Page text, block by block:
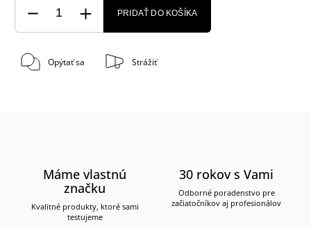
PRIDAŤ DO KOŠÍKA
Opýtať sa Strážiť
Máme vlastnú
značku
Kvalitné produkty, ktoré sami
testujeme
30 rokov s Vami
Odborné poradenstvo pre
začiatočníkov aj profesionálov